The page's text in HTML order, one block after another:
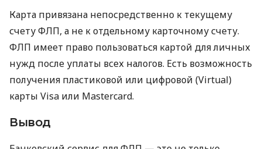
Карта привязана непосредственно к текущему
счету ФЛП, а не к отдельному карточному счету.
ФЛП имеет право пользоваться картой для личных
нужд после уплаты всех налогов. Есть возможность
получения пластиковой или цифровой (Virtual)
карты Visa или Mastercard.
Вывод